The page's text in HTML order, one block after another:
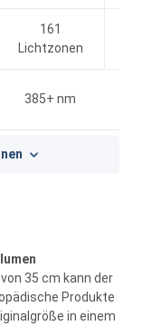
161
Lichtzonen
385+ nm
35 cm kann der
Produkte
in einem